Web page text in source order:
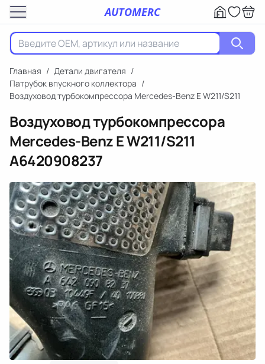
AUTOMERC
Главная / Детали двигателя /
Патрубок впускного коллектора /
Воздуховод турбокомпрессора Mercedes-Benz E W211/S211
Воздуховод турбокомпрессора
Mercedes-Benz E W211/S211
A6420908237